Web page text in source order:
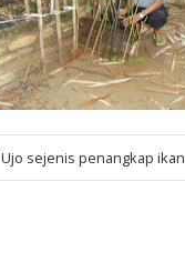
Ujo sejenis penangkap ikan